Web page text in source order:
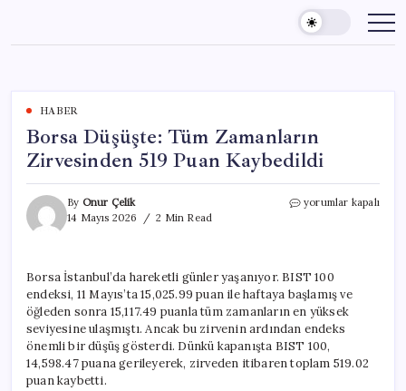
content
HABER
Borsa Düşüşte: Tüm Zamanların
Zirvesinden 519 Puan Kaybedildi
By Onur Çelik
14 Mayıs 2026
2 Min Read
Borsa
519
Puan
Kaybedildi
için
yorumlar kapalı
Borsa İstanbul’da hareketli günler yaşanıyor. BIST 100
endeksi, 11 Mayıs’ta 15,025.99 puan ile haftaya başlamış ve
öğleden sonra 15,117.49 puanla tüm zamanların en yüksek
seviyesine ulaşmıştı. Ancak bu zirvenin ardından endeks
önemli bir düşüş gösterdi. Dünkü kapanışta BIST 100,
14,598.47 puana gerileyerek, zirveden itibaren toplam 519.02
puan kaybetti.